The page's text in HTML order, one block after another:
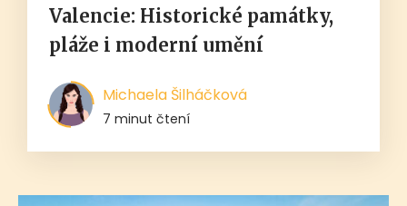
Valencie: Historické památky,
pláže i moderní umění
Michaela Šilháčková
7 minut čtení